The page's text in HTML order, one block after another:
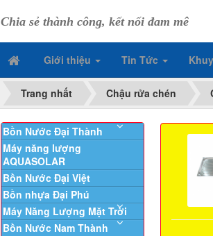
Chia sẻ thành công, kết nối đam mê
Giới thiệu Tin Tức
Trang nhất Chậu rửa chén
Bồn Nước Đại Thành
Máy năng lượng
AQUASOLAR
Bồn Nước Đại Việt
Bồn nhựa Đại Phú
Máy Năng Lượng Mặt Trời
Bồn Nước Nam Thành